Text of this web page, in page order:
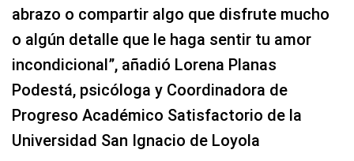
abrazo o compartir algo que disfrute mucho
o algún detalle que le haga sentir tu amor
incondicional”, añadió Lorena Planas
Podestá, psicóloga y Coordinadora de
Progreso Académico Satisfactorio de la
Universidad San Ignacio de Loyola